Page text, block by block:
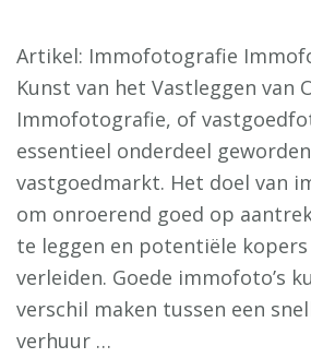
Artikel: Immofotografie
Kunst van het Vastleggen van
Immofotografie, of
essentieel onderdeel
vastgoedmarkt. Het doel van
om onroerend goed op
te leggen en potentiële
verleiden. Goede immofoto’s
verschil maken tussen een
verhuur …